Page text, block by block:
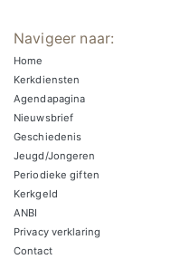
Navigeer naar:
Home
Kerkdiensten
Agendapagina
Nieuwsbrief
Geschiedenis
Jeugd/Jongeren
Periodieke giften
Kerkgeld
ANBI
Privacy verklaring
Contact